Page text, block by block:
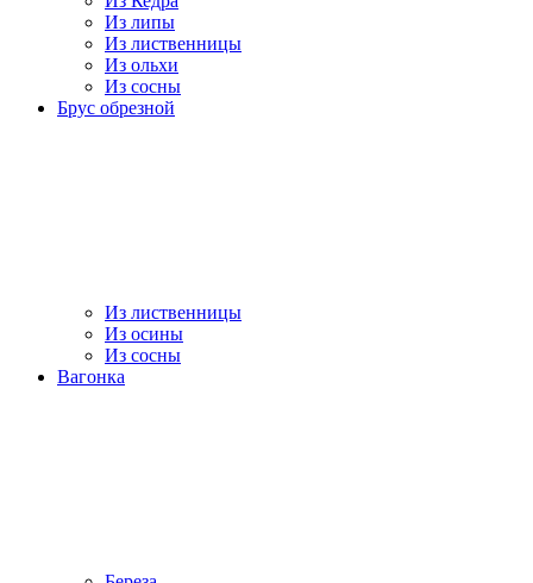
Из липы
Из лиственницы
Из ольхи
Из сосны
Брус обрезной
Из лиственницы
Из осины
Из сосны
Вагонка